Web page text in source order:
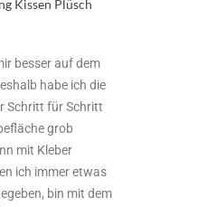
besser auf dem
habe ich die
Schritt für Schritt
grob
mit Kleber
ich immer etwas
bin mit dem